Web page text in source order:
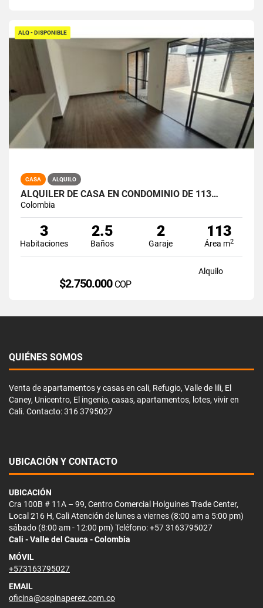
ALQ - DISPONIBLE
CASA ALQUILO
ALQUILER DE CASA EN CONDOMINIO DE 113…
Colombia
3
Habitaciones
2.5
Baños
2
Garaje
113
Área m2
Alquilo
$2.750.000 COP
QUIÉNES SOMOS
Venta de apartamentos y casas en cali, Refugio, Valle de lili, El
Caney, Unicentro, El ingenio, casas, apartamentos, lotes, vivir en
Cali. Contacto: 316 3795027
UBICACIÓN Y CONTACTO
UBICACIÓN
Cra 100B # 11A – 99, Centro Comercial Holguines Trade Center,
Local 216 H, Cali Atención de lunes a viernes (8:00 am a 5:00 pm)
sábado (8:00 am - 12:00 pm) Teléfono: +57 3163795027
Cali - Valle del Cauca - Colombia
MÓVIL
+573163795027
EMAIL
oficina@ospinaperez.com.co